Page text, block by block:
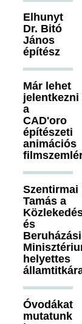
Elhunyt
Dr. Bitó
János
építész
Már lehet
jelentkezni
a
CAD'oro
építészeti
animációs
Szentirmai
Tamás a
és
Beruházási
helyettes
Óvodákat
mutatunk